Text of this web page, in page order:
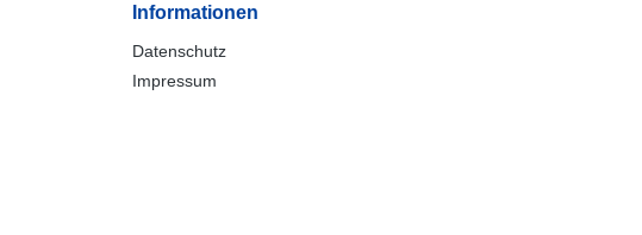
Informationen
Datenschutz
Impressum